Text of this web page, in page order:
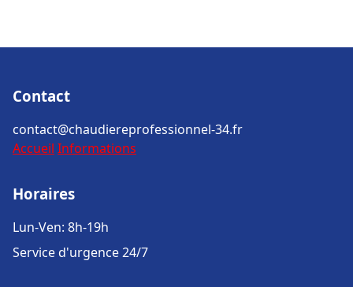
Contact
contact@chaudiereprofessionnel-34.fr
Accueil Informations
Horaires
Lun-Ven: 8h-19h
Service d'urgence 24/7